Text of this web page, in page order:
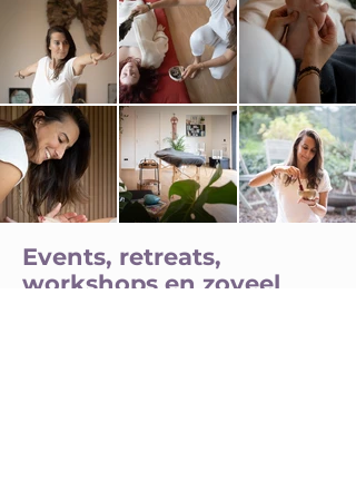
Events, retreats,
workshops en zoveel